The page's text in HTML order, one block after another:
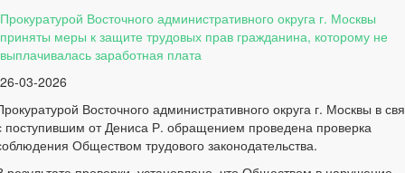
Прокуратурой Восточного административного округа г. Москвы
приняты меры к защите трудовых прав гражданина, которому не
выплачивалась заработная плата
26-03-2026
Восточного административного округа г. Москвы в
поступившим от Дениса Р. обращением проведена проверка
Обществом трудового законодательства.